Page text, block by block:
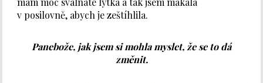
v posilovně, abych je zeštíhlila.
Panebože, jak jsem si mohla myslet, že se to dá
změnit.